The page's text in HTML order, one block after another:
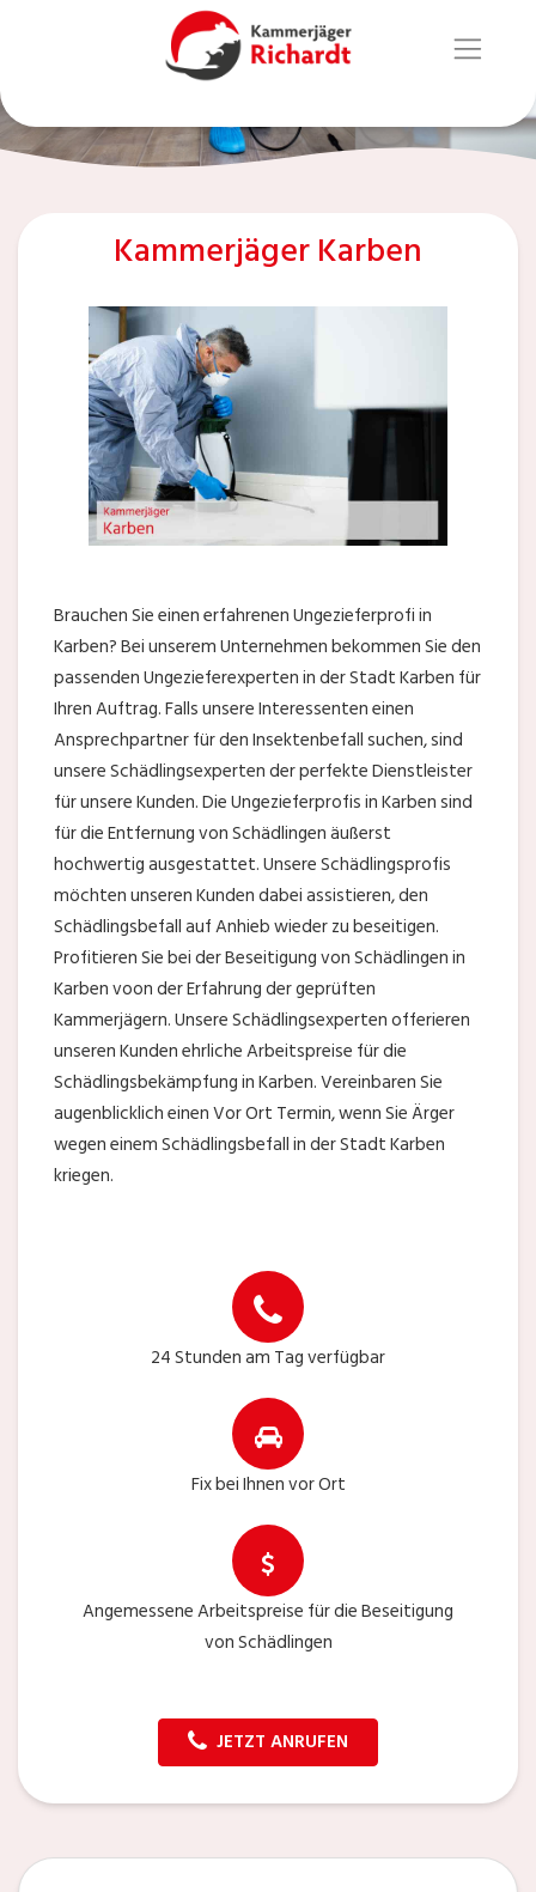
Kammerjäger Karben
Brauchen Sie einen erfahrenen Ungezieferprofi in
Karben? Bei unserem Unternehmen bekommen Sie den
passenden Ungezieferexperten in der Stadt Karben für
Ihren Auftrag. Falls unsere Interessenten einen
Ansprechpartner für den Insektenbefall suchen, sind
unsere Schädlingsexperten der perfekte Dienstleister
für unsere Kunden. Die Ungezieferprofis in Karben sind
für die Entfernung von Schädlingen äußerst
hochwertig ausgestattet. Unsere Schädlingsprofis
möchten unseren Kunden dabei assistieren, den
Schädlingsbefall auf Anhieb wieder zu beseitigen.
Profitieren Sie bei der Beseitigung von Schädlingen in
Karben voon der Erfahrung der geprüften
Kammerjägern. Unsere Schädlingsexperten offerieren
unseren Kunden ehrliche Arbeitspreise für die
Schädlingsbekämpfung in Karben. Vereinbaren Sie
augenblicklich einen Vor Ort Termin, wenn Sie Ärger
wegen einem Schädlingsbefall in der Stadt Karben
kriegen.
24 Stunden am Tag verfügbar
Fix bei Ihnen vor Ort
Angemessene Arbeitspreise für die Beseitigung
von Schädlingen
JETZT ANRUFEN